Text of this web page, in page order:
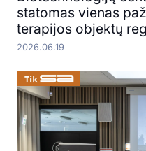
statomas vienas
terapijos objektų
2026.06.19